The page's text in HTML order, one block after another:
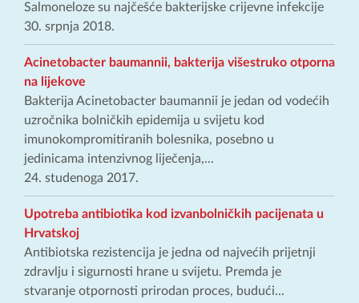
Salmoneloze su najčešće bakterijske crijevne infekcije
30. srpnja 2018.
Acinetobacter baumannii, bakterija višestruko otporna
na lijekove
Bakterija Acinetobacter baumannii je jedan od vodećih
uzročnika bolničkih epidemija u svijetu kod
imunokompromitiranih bolesnika, posebno u
jedinicama intenzivnog liječenja,...
24. studenoga 2017.
Upotreba antibiotika kod izvanbolničkih pacijenata u
Hrvatskoj
Antibiotska rezistencija je jedna od najvećih prijetnji
zdravlju i sigurnosti hrane u svijetu. Premda je
stvaranje otpornosti prirodan proces, budući...